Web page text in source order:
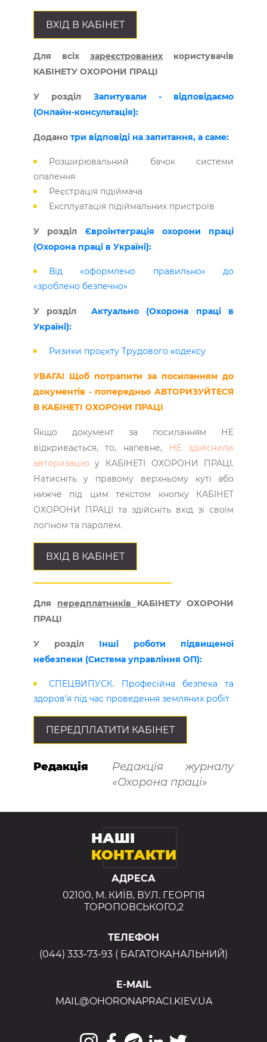
ВХІД В КАБІНЕТ
Для всіхзареєстрованих користувачів
КАБІНЕТУ ОХОРОНИ ПРАЦІ
У розділ Запитували - відповідаємо
(Онлайн-консультація):
Додано три відповіді на запитання, а саме:
Розширювальний бачок системи
опалення
Реєстрація підіймача
Експлуатація підіймальних пристроїв
У розділ Євроінтеграція охорони праці
(Охорона праці в Україні):
Від «оформлено правильно» до
«зроблено безпечно»
У розділ Актуально (Охорона праці в
Україні):
Ризики проєкту Трудового кодексу
УВАГА! Щоб потрапити за посиланням до
документів - попередньо АВТОРИЗУЙТЕСЯ
В КАБІНЕТІ ОХОРОНИ ПРАЦІ
Якщо документ за посиланням НЕ
відкривається, то, напевне, НЕ здійснили
авторизаціюу КАБІНЕТІ ОХОРОНИ ПРАЦІ.
Натисніть у правому верхньому куті або
нижче під цим текстом кнопку КАБІНЕТ
ОХОРОНИ ПРАЦІ та здійсніть вхід зі своїм
логіном та паролем.
ВХІД В КАБІНЕТ
Для передплатників КАБІНЕТУ ОХОРОНИ
ПРАЦІ
У розділІнші роботи підвищеної
небезпеки (Система управління ОП):
СПЕЦВИПУСК. Професійна безпека та
здоров’я під час проведення земляних робіт
ПЕРЕДПЛАТИТИ КАБІНЕТ
Редакція
Редакція журналу
«Охорона праці»
НАШІ
КОНТАКТИ
АДРЕСА
02100, М. КИЇВ, ВУЛ. ГЕОРГІЯ
ТОРОПОВСЬКОГО,2
ТЕЛЕФОН
(044) 333-73-93 ( БАГАТОКАНАЛЬНИЙ)
E-MAIL
MAIL@OHORONAPRACI.KIEV.UA